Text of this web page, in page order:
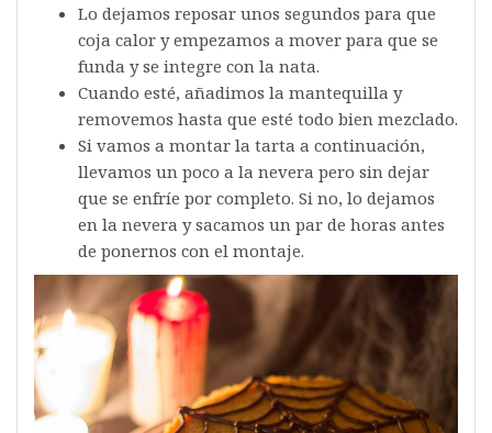
Lo dejamos reposar unos segundos para que
coja calor y empezamos a mover para que se
funda y se integre con la nata.
Cuando esté, añadimos la mantequilla y
removemos hasta que esté todo bien mezclado.
Si vamos a montar la tarta a continuación,
llevamos un poco a la nevera pero sin dejar
que se enfríe por completo. Si no, lo dejamos
en la nevera y sacamos un par de horas antes
de ponernos con el montaje.